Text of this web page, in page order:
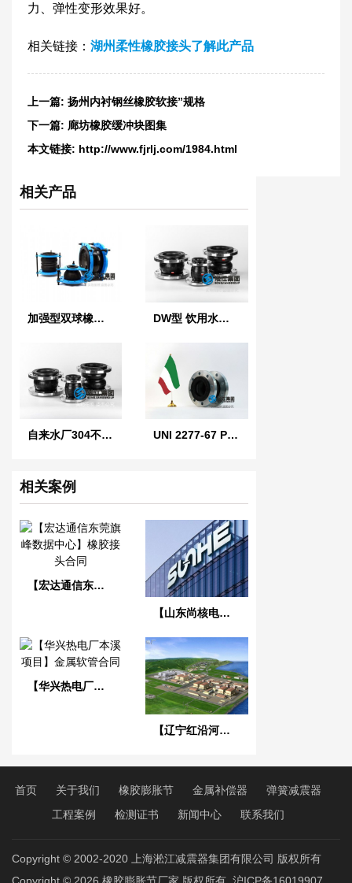
力、弹性变形效果好。
相关链接： 湖州柔性橡胶接头了解此产品
上一篇: 扬州内衬钢丝橡胶软接”规格
下一篇: 廊坊橡胶缓冲块图集
本文链接: http://www.fjrlj.com/1984.html
相关产品
加强型双球橡胶软接头 DW型 饮用水橡胶软接头
自来水厂304不锈钢橡胶管接头 UNI 2277-67 PN10 意大利标准橡胶膨胀节
相关案例
【宏达通信东莞旗峰数据中心】橡胶接头合同
【山东尚核电力科技】美标橡胶接头合同
【华兴热电厂本溪项目】金属软管合同
【辽宁红沿河核电站】可曲挠橡胶接头
首页 关于我们 橡胶膨胀节 金属补偿器
弹簧减震器
工程案例
检测证书 新闻中心 联系我们
Copyright © 2002-2020 上海淞江减震器集团有限公司 版权所有
Copyright © 2026 橡胶膨胀节厂家 版权所有 沪ICP备16019907